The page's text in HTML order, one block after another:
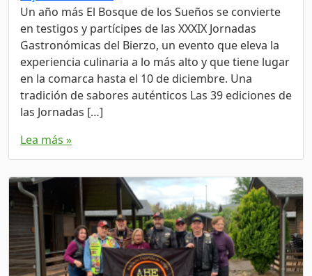
Un año más El Bosque de los Sueños se convierte
en testigos y partícipes de las XXXIX Jornadas
Gastronómicas del Bierzo, un evento que eleva la
experiencia culinaria a lo más alto y que tiene lugar
en la comarca hasta el 10 de diciembre. Una
tradición de sabores auténticos Las 39 ediciones de
las Jornadas […]
Lea más »